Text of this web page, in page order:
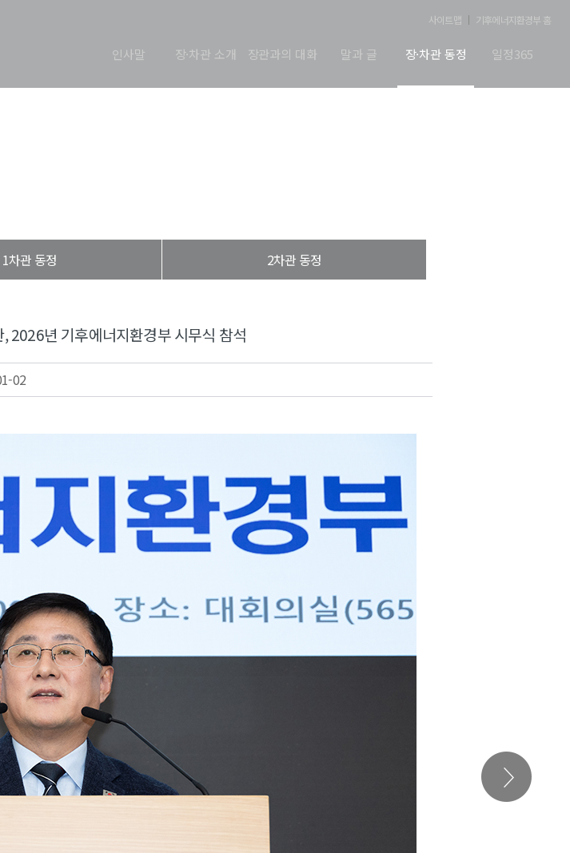
사이트맵 기후에너지환경부 홈
인사말 장·차관 소개 장관과의 대화 말과 글 장·차관 동정 일정365
1차관 동정 2차관 동정
2026년 기후에너지환경부 시무식 참석
02